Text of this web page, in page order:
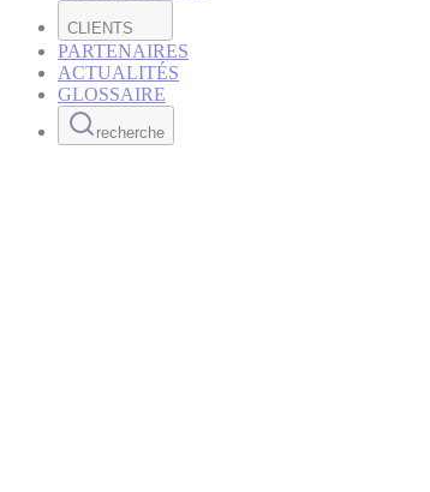
CLIENTS
PARTENAIRES
ACTUALITÉS
GLOSSAIRE
recherche